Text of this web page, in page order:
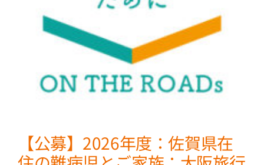
【公募】2026年度：佐賀県在